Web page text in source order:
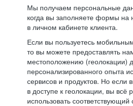
Мы получаем персональные
когда вы заполняете формы на
в личном кабинете клиента.
Если вы пользуетесь
то вы можете предоставлять
местоположению (геолокации)
персонализированного опыта
сервисов и продуктов. Но если
в доступе к геолокации, вы всё
использовать соответствующий